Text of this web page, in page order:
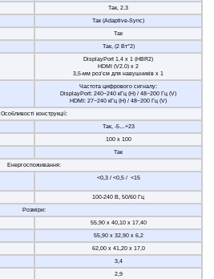
Так, 2.3
Так (Adaptive-Sync)
Так
Так, (2 Вт*2)
DisplayPort 1.4 х 1 (HBR2)
HDMI (V2.0) х 2
3,5-мм роз’єм для навушників х 1
Частота цифрового сигналу:
DisplayPort: 240~240 кГц (H) / 48~200 Гц (V)
HDMI: 27~240 кГц (H) / 48~200 Гц (V)
Особливості конструкції:
Так, -5…+23
100 х 100
Так
Енергоспоживання:
<0,3 / <0,5 / <15
100-240 В, 50/60 Гц
Розміри:
55,90 х 40,10 х 17,40
55,90 х 32,90 х 6,2
62,00 х 41,20 х 17,0
3,4
2,9